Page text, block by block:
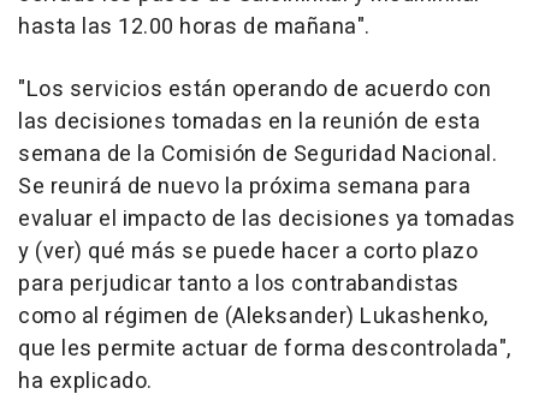
hasta las 12.00 horas de mañana".
"Los servicios están operando de acuerdo con
las decisiones tomadas en la reunión de esta
semana de la Comisión de Seguridad Nacional.
Se reunirá de nuevo la próxima semana para
evaluar el impacto de las decisiones ya tomadas
y (ver) qué más se puede hacer a corto plazo
para perjudicar tanto a los contrabandistas
como al régimen de (Aleksander) Lukashenko,
que les permite actuar de forma descontrolada",
ha explicado.